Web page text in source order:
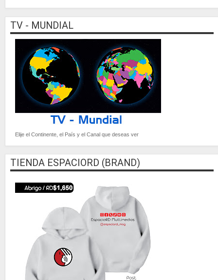
TV - MUNDIAL
Elije el Continente, el País y el Canal que deseas ver
TIENDA ESPACIORD (BRAND)